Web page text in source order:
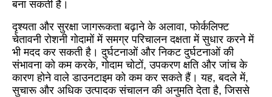
बना सकती है।​
दृश्यता और सुरक्षा जागरूकता बढ़ाने के अलावा, फोर्कलिफ्ट
चेतावनी रोशनी गोदामों में समग्र परिचालन दक्षता में सुधार करने में
भी मदद कर सकती है। दुर्घटनाओं और निकट दुर्घटनाओं की
संभावना को कम करके, गोदाम चोटों, उपकरण क्षति और जांच के
कारण होने वाले डाउनटाइम को कम कर सकते हैं। यह, बदले में,
सुचारू और अधिक उत्पादक संचालन की अनुमति देता है, जिससे